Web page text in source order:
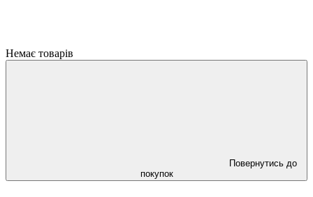
Немає товарів
Повернутись до
покупок